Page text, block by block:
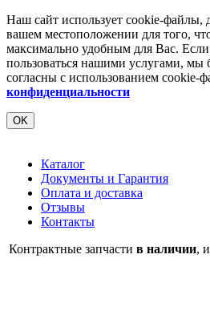
Наш сайт использует cookie-файлы,
вашем местоположении для того,
максимально удобным для Вас.
пользоваться нашими услугами, мы
согласны с использованием cookie-
конфиденциальности
OK
Каталог
Документы и Гарантия
Оплата и доставка
Отзывы
Контакты
Контрактные запчасти в наличии,